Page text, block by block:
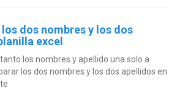
dos nombres y los dos
excel
los nombres y apellido una solo a
los dos nombres y los dos apellidos en